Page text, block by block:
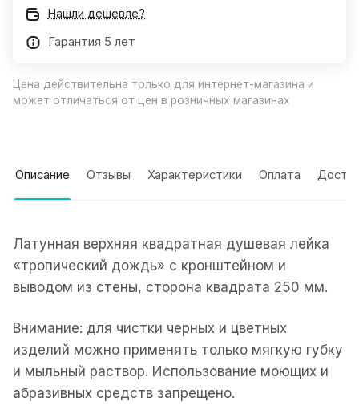
Нашли дешевле?
Гарантия 5 лет
Цена действительна только для интернет-магазина и
может отличаться от цен в розничных магазинах
Описание Отзывы Характеристики Оплата
Латунная верхняя квадратная душевая лейка
«тропический дождь» с кронштейном и
выводом из стены, сторона квадрата 250 мм.
Внимание: для чистки черных и цветных
изделий можно применять только мягкую губку
и мыльный раствор. Использование моющих и
абразивных средств запрещено.